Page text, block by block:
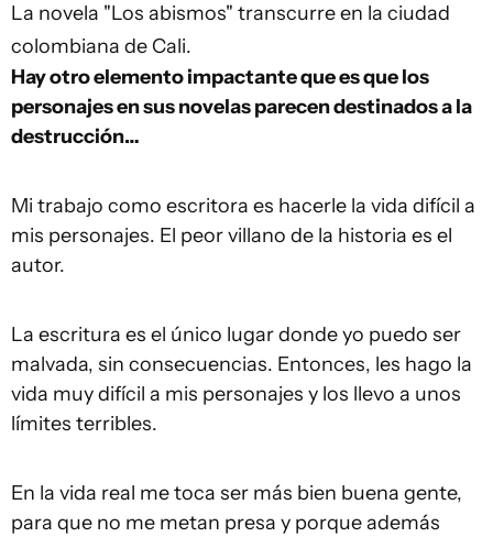
La novela "Los abismos" transcurre en la ciudad
colombiana de Cali.
Hay otro elemento impactante que es que los
personajes en sus novelas parecen destinados a la
destrucción…
Mi trabajo como escritora es hacerle la vida difícil a
mis personajes. El peor villano de la historia es el
autor.
La escritura es el único lugar donde yo puedo ser
malvada, sin consecuencias. Entonces, les hago la
vida muy difícil a mis personajes y los llevo a unos
límites terribles.
En la vida real me toca ser más bien buena gente,
para que no me metan presa y porque además